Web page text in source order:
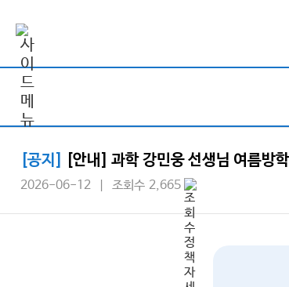
[공지] [안내] 과학 강민웅 선생님 여름방
2026-06-12 | 조회수 2,665